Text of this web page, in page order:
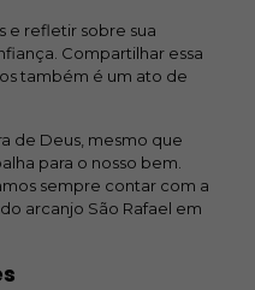
e refletir sobre sua
Compartilhar essa
também é um ato de
de Deus, mesmo que
para o nosso bem.
sempre contar com a
arcanjo São Rafael em